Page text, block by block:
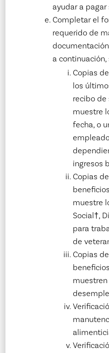
ayudar a
Completar el
requerido de
a continuación,
Copias
los
recibo de
muestre
fecha, o
ingresos
Copias
muestre
Social†,
para
de
Copias